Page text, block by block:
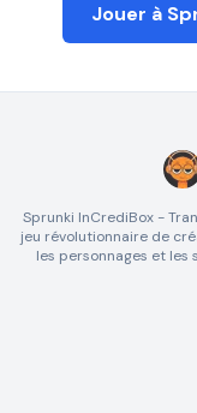
Jouer à
Sprunki InCrediBox -
jeu révolutionnaire de
les personnages et les